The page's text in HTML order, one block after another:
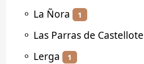
⚬ La Ñora 1
⚬ Las Parras de Castellote
⚬ Lerga 1